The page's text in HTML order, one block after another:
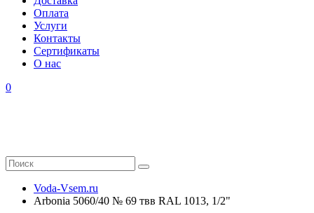
Оплата
Услуги
Контакты
Cертификаты
О нас
0
Voda-Vsem.ru
Arbonia 5060/40 № 69 твв RAL 1013, 1/2"